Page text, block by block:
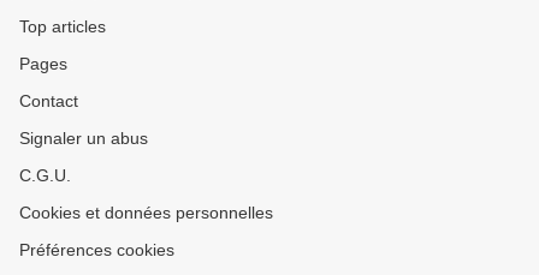
Top articles
Pages
Contact
Signaler un abus
C.G.U.
Cookies et données personnelles
Préférences cookies